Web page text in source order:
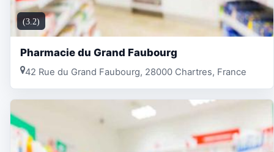
(3.2)
Pharmacie du Grand Faubourg
42 Rue du Grand Faubourg, 28000 Chartres, France